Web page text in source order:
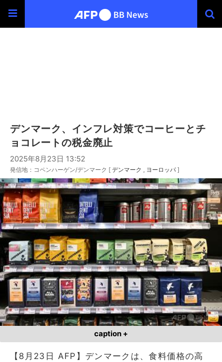
デンマーク、インフレ対策でコーヒーとチ
ョコレートの税金廃止
2025年8月23日 13:52
発信地：コペンハーゲン/デンマーク [ デンマーク ヨーロッパ ]
caption +
【8月23日 AFP】デンマークは、食料価格の高